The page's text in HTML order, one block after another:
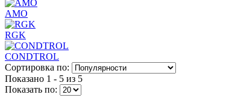
AMO
RGK
CONDTROL
Сортировка по:
Показано 1 - 5 из 5
Показать по: